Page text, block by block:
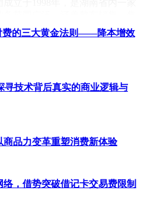
范围广泛，涵盖整车销售、售
个领域，且连续多年入选中国
有较高的知名度和影响力。
团呼吁广大公众保持理性，不
的真实经营情况，以消除误解
费的三大黄金法则——降本增效
技术背后真实的商业逻辑与
品力变革重塑消费新体验
，借势突破借记卡交易费限制